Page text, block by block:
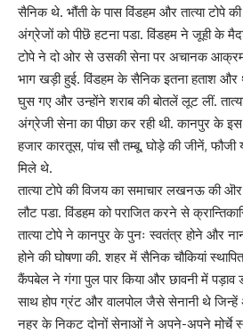
सैनिक थे. भौंती के पास विंडहम और तात्या टोपे
अंग्रेजों को पीछॆ हटना पडा. विंडहम ने जूही के
टोपे ने दो ओर से उसकी सेना पर अचानक
भाग खड़ी हुई. विंडहम के सैनिक इतना हताश
घुस गए और उन्होंने शराब की बोतलें लूट लीं.
अंग्रेजी सेना का पीछा कर रही थी. कानपुर के इस
हजार कारतूस, पांच सौ तम्बू, घोड़े की जीनें,
मिले थे.
तात्या टोपे की विजय का समाचार लखनऊ की
लौट पडा. विंडहम को पराजित करने से
तात्या टोपे ने कानपुर के पुनः स्वतंत्र होने और
होने की घोषणा की. शहर में सैनिक चौकियां
कैंपबेल ने गंगा पुल पार किया और छावनी में
साथ होप ग्रंट और वालपोल जैसे सेनानी थे
नहर के निकट दोनों सेनाओं ने अपने-अपने मोर्चे